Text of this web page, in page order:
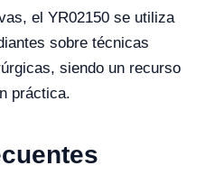
el YR02150 se utiliza
sobre técnicas
siendo un recurso
práctica.